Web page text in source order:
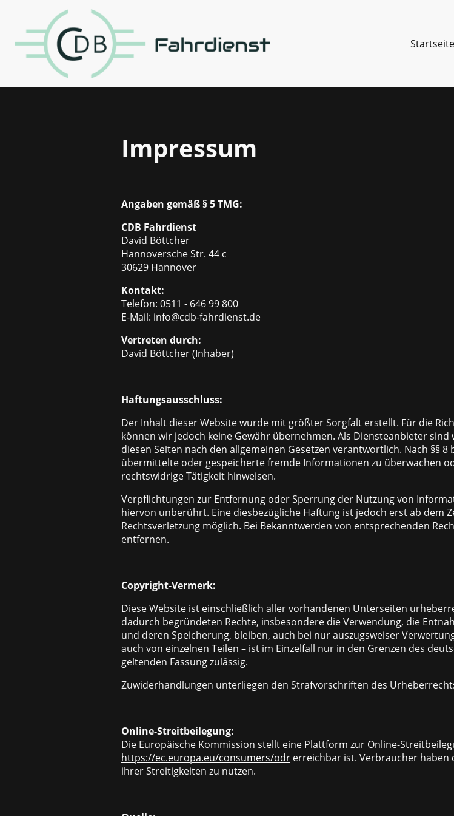
Startseite
Impressum
Angaben gemäß § 5 TMG:
CDB Fahrdienst
David Böttcher
Hannoversche Str. 44 c
30629 Hannover
Kontakt:
Telefon: 0511 - 646 99 800
E-Mail: info@cdb-fahrdienst.de
Vertreten durch:
David Böttcher (Inhaber)
Haftungsausschluss:
Der Inhalt dieser Website wurde mit größter Sorgfalt erstellt. Für die
können wir jedoch keine Gewähr übernehmen. Als Diensteanbieter sind
diesen Seiten nach den allgemeinen Gesetzen verantwortlich. Nach §§
übermittelte oder gespeicherte fremde Informationen zu überwachen
rechtswidrige Tätigkeit hinweisen.
Verpflichtungen zur Entfernung oder Sperrung der Nutzung von
hiervon unberührt. Eine diesbezügliche Haftung ist jedoch erst ab dem
Rechtsverletzung möglich. Bei Bekanntwerden von entsprechenden
entfernen.
Copyright-Vermerk:
Diese Website ist einschließlich aller vorhandenen Unterseiten
dadurch begründeten Rechte, insbesondere die Verwendung, die
und deren Speicherung, bleiben, auch bei nur auszugsweiser
auch von einzelnen Teilen – ist im Einzelfall nur in den Grenzen des
geltenden Fassung zulässig.
Zuwiderhandlungen unterliegen den Strafvorschriften des
Online-Streitbeilegung:
Die Europäische Kommission stellt eine Plattform zur Online-
https://ec.europa.eu/consumers/odr erreichbar ist. Verbraucher haben
ihrer Streitigkeiten zu nutzen.